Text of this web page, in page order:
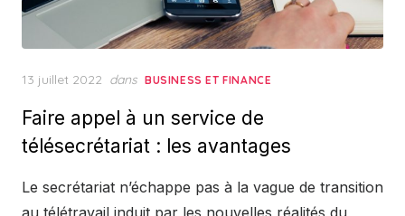
Posted
13 juillet 2022 dans BUSINESS ET FINANCE
Faire appel à un service de
télésecrétariat : les avantages
Le secrétariat n’échappe pas à la vague de transition